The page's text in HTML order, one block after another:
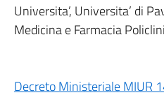
Universita’, Universita’ di
Medicina e Farmacia
Decreto Ministeriale MIUR